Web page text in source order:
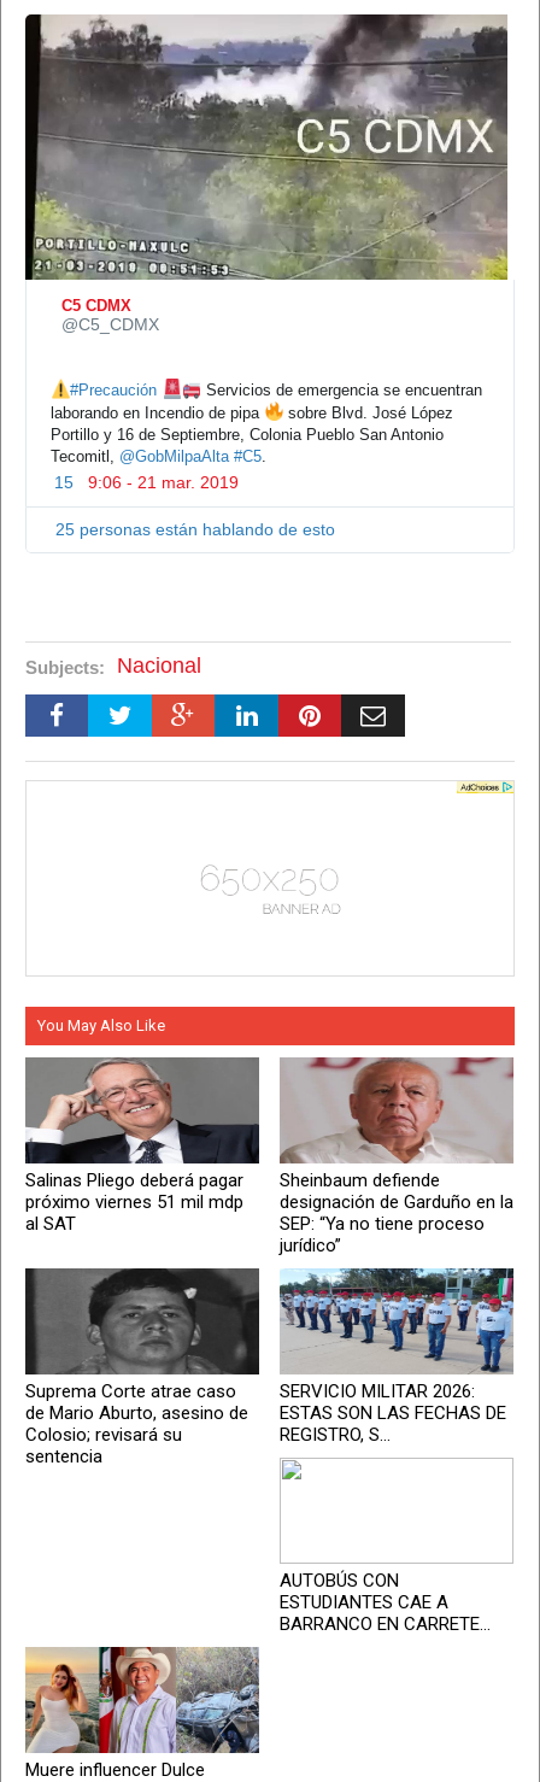
C5 CDMX ✔
@C5_CDMX
#Precaución
Servicios de emergencia se encuentran
laborando en Incendio de pipa
sobre Blvd. José López
Portillo y 16 de Septiembre, Colonia Pueblo San Antonio
Tecomitl, @GobMilpaAlta #C5
15 9:06 - 21 mar. 2019
25 personas están hablando de esto
Subjects: Nacional
You May Also Like
Salinas Pliego deberá pagar
próximo viernes 51 mil mdp
al SAT
Sheinbaum defiende
designación de Garduño en la
SEP: “Ya no tiene proceso
jurídico”
Suprema Corte atrae caso
de Mario Aburto, asesino de
Colosio; revisará su
sentencia
SERVICIO MILITAR 2026:
ESTAS SON LAS FECHAS DE
REGISTRO, S...
AUTOBÚS CON
ESTUDIANTES CAE A
BARRANCO EN CARRETE...
Muere influencer Dulce